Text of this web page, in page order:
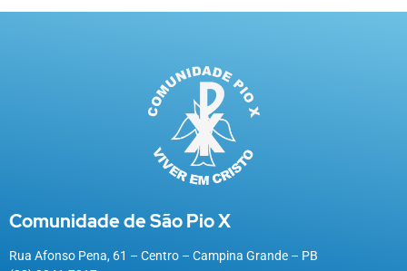
Comunidade de São Pio X
Rua Afonso Pena, 61 – Centro – Campina Grande – PB